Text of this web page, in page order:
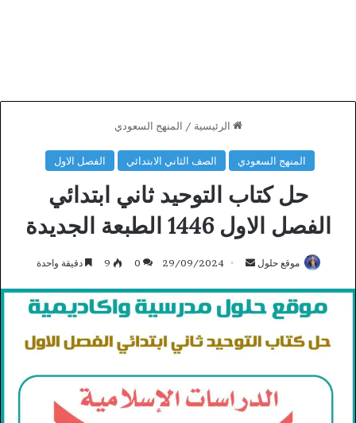
الرئيسية / المنهج السعودي
المنهج السعودي الصف الثاني الابتدائي الفصل الاول
حل كتاب التوحيد ثاني ابتدائي
الفصل الاول 1446 الطبعة الجديدة
موقع حلول
أرسل
إلكترونيا
29/09/2024
0
9 دقيقة واحدة